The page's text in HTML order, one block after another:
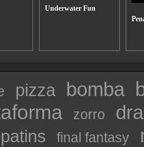
Underwater Fun
pizza bomba
zorro
patins final fantasy